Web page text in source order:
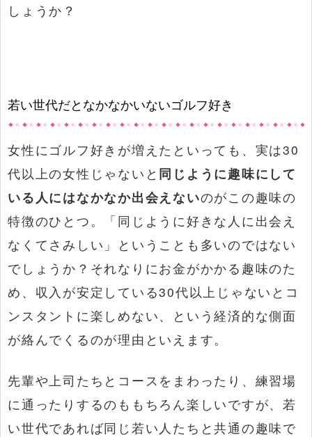
しょうか？
若い世代だとなかなかいないゴルフ好き
女性にゴルフ好きが増えたといっても、実は30
代以上の女性じゃないと 同じように趣味にして
いる人にはなかなか出会えないのがこの趣味の
特徴のひとつ。「同じように好きな人に出会え
なくてさみしい」ということも多いのではない
でしょうか？それなりにお金がかかる趣味のた
め、収入が安定している30代以上じゃないとコ
ンスタントに楽しめない、という経済的な側面
が絡んでくるのが理由といえます。
先輩や上司たちとコースをまわったり、練習場
に通ったりするのももちろん楽しいですが、若
い世代であれば同じ若い人たちと共通の趣味で